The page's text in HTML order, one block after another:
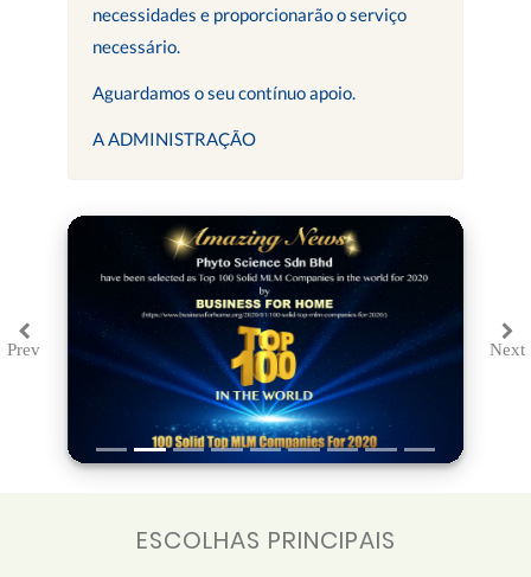
necessidades e proporcionarão o serviço
necessário.
Aguardamos o seu contínuo apoio.
A ADMINISTRAÇÃO
PrevPrevious Next
ESCOLHAS PRINCIPAIS